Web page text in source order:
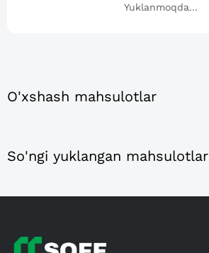
Yuklanmoqda...
O'xshash mahsulotlar
So'ngi yuklangan mahsulotlar